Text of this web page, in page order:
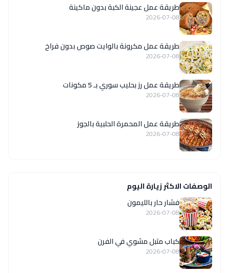
طريقة عمل عجينة الكبة بدون ماكينة
2026-07-08
طريقة عمل مكرونة بالوايت صوص بدون فراخ
2026-07-08
طريقة عمل رز بحليب سوري بـ 5 مكونات
2026-07-08
طريقة عمل المحمرة الحلبية بالجوز
2026-07-08
الوصفات الاكثر زيارة اليوم
فشار حار بالليمون
2026-07-08
كباب متبل مشوي في الفرن
2026-07-08